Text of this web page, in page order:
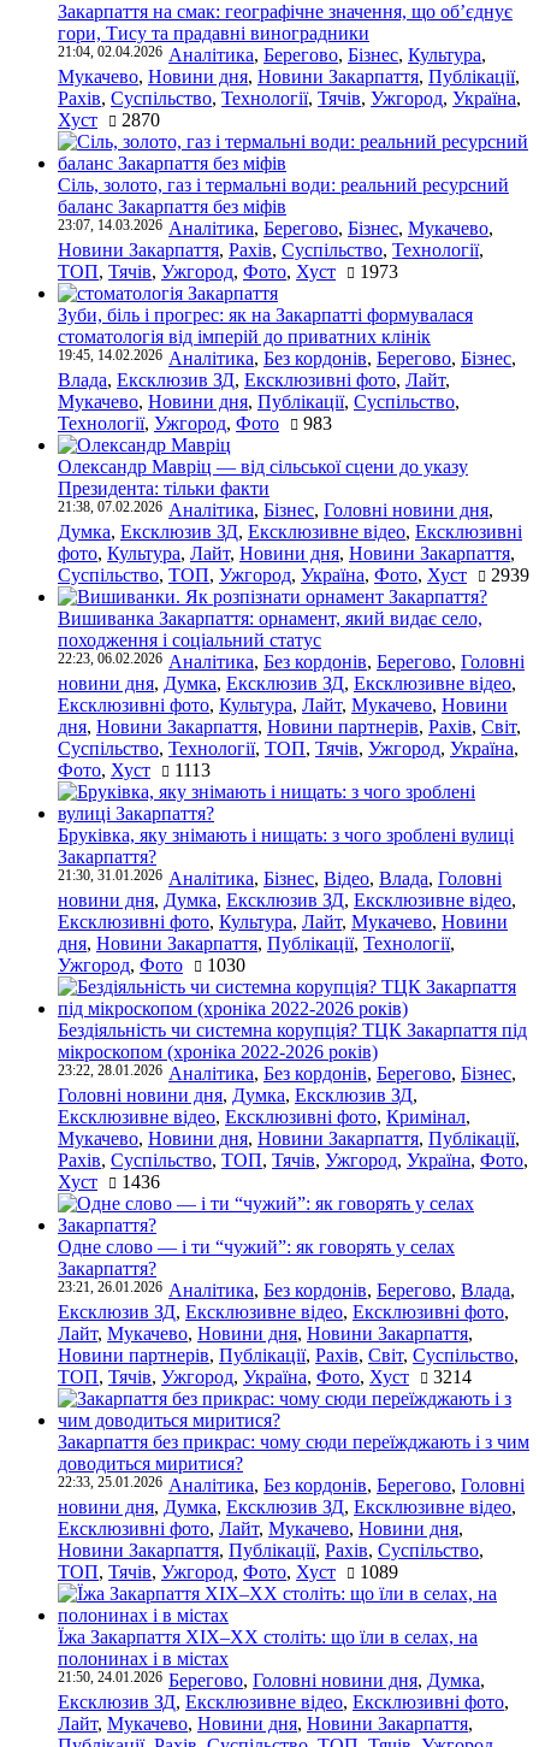
Закарпаття на смак: географічне значення, що об’єднує
гори, Тису та прадавні виноградники
21:04, 02.04.2026 Аналітика, Берегово, Бізнес, Культура,
Мукачево, Новини дня, Новини Закарпаття, Публікації,
Рахів, Суспільство, Технології, Тячів, Ужгород, Україна,
Хуст
2870
Сіль, золото, газ і термальні води: реальний ресурсний
баланс Закарпаття без міфів
23:07, 14.03.2026 Аналітика, Берегово, Бізнес, Мукачево,
Новини Закарпаття, Рахів, Суспільство, Технології,
ТОП, Тячів, Ужгород, Фото, Хуст 1973
Зуби, біль і прогрес: як на Закарпатті формувалася
стоматологія від імперій до приватних клінік
19:45, 14.02.2026 Аналітика, Без кордонів, Берегово, Бізнес,
Влада, Ексклюзив ЗД, Ексклюзивні фото, Лайт,
Мукачево, Новини дня, Публікації, Суспільство,
Технології, Ужгород, Фото 983
Олександр Мавріц — від сільської сцени до указу
Президента: тільки факти
21:38, 07.02.2026 Аналітика, Бізнес, Головні новини дня,
Думка, Ексклюзив ЗД, Ексклюзивне відео, Ексклюзивні
фото, Культура, Лайт, Новини дня, Новини Закарпаття,
Суспільство, ТОП, Ужгород, Україна, Фото, Хуст 2939
Вишиванка Закарпаття: орнамент, який видає село,
походження і соціальний статус
22:23, 06.02.2026 Аналітика, Без кордонів, Берегово, Головні
новини дня, Думка, Ексклюзив ЗД, Ексклюзивне відео,
Ексклюзивні фото, Культура, Лайт, Мукачево, Новини
дня, Новини Закарпаття, Новини партнерів, Рахів, Світ,
Суспільство, Технології, ТОП, Тячів, Ужгород, Україна,
Фото, Хуст 1113
Бруківка, яку знімають і нищать: з чого зроблені вулиці
Закарпаття?
21:30, 31.01.2026 Аналітика, Бізнес, Відео, Влада, Головні
новини дня, Думка, Ексклюзив ЗД, Ексклюзивне відео,
Ексклюзивні фото, Культура, Лайт, Мукачево, Новини
дня, Новини Закарпаття, Публікації, Технології,
Ужгород, Фото 1030
Бездіяльність чи системна корупція? ТЦК Закарпаття під
мікроскопом (хроніка 2022-2026 років)
23:22, 28.01.2026 Аналітика, Без кордонів, Берегово, Бізнес,
Головні новини дня, Думка, Ексклюзив ЗД,
Ексклюзивне відео, Ексклюзивні фото, Кримінал,
Мукачево, Новини дня, Новини Закарпаття, Публікації,
Рахів, Суспільство, ТОП, Тячів, Ужгород, Україна, Фото,
Хуст
1436
Одне слово — і ти “чужий”: як говорять у селах
Закарпаття?
23:21, 26.01.2026 Аналітика, Без кордонів, Берегово, Влада,
Ексклюзив ЗД, Ексклюзивне відео, Ексклюзивні фото,
Лайт, Мукачево, Новини дня, Новини Закарпаття,
Новини партнерів, Публікації, Рахів, Світ, Суспільство,
ТОП, Тячів, Ужгород, Україна, Фото, Хуст 3214
Закарпаття без прикрас: чому сюди переїжджають і з чим
доводиться миритися?
22:33, 25.01.2026 Аналітика, Без кордонів, Берегово, Головні
новини дня, Думка, Ексклюзив ЗД, Ексклюзивне відео,
Ексклюзивні фото, Лайт, Мукачево, Новини дня,
Новини Закарпаття, Публікації, Рахів, Суспільство,
ТОП, Тячів, Ужгород, Фото, Хуст 1089
Їжа Закарпаття ХІХ–ХХ століть: що їли в селах, на
полонинах і в містах
21:50, 24.01.2026 Берегово, Головні новини дня, Думка,
Ексклюзив ЗД, Ексклюзивне відео, Ексклюзивні фото,
Лайт, Мукачево, Новини дня, Новини Закарпаття,